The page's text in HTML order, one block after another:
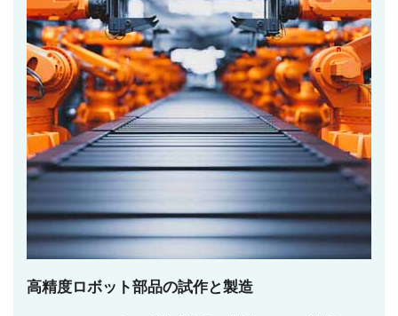
高精度ロボット部品の試作と製造